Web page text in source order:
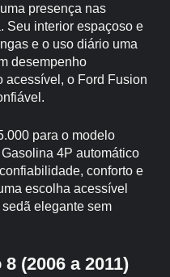
presença nas
Seu interior espaçoso e
e o uso diário uma
desempenho
acessível, o Ford Fusion
para o modelo
4P automático
conforto e
escolha acessível
elegante sem
(2006 a 2011)